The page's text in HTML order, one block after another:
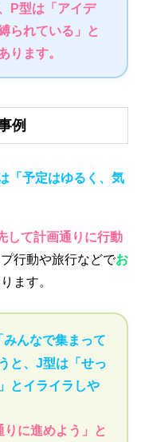
P型は「アイデ
られている」と
ります。
例
「予定はゆるく、気
して計画通りに行動
行動や旅行などでお
ます。
んなで集まって
と、J型は「せっ
とイライラしや
に進めよう」と